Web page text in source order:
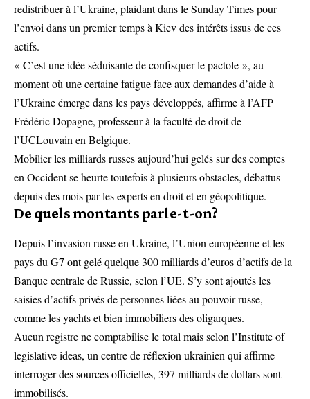
redistribuer à l’Ukraine, plaidant dans le Sunday Times pour
l’envoi dans un premier temps à Kiev des intérêts issus de ces
actifs.
« C’est une idée séduisante de confisquer le pactole », au
moment où une certaine fatigue face aux demandes d’aide à
l’Ukraine émerge dans les pays développés, affirme à l’AFP
Frédéric Dopagne, professeur à la faculté de droit de
l’UCLouvain en Belgique.
Mobilier les milliards russes aujourd’hui gelés sur des comptes
en Occident se heurte toutefois à plusieurs obstacles, débattus
depuis des mois par les experts en droit et en géopolitique.
De quels montants parle-t-on?
Depuis l’invasion russe en Ukraine, l’Union européenne et les
pays du G7 ont gelé quelque 300 milliards d’euros d’actifs de la
Banque centrale de Russie, selon l’UE. S’y sont ajoutés les
saisies d’actifs privés de personnes liées au pouvoir russe,
comme les yachts et bien immobiliers des oligarques.
Aucun registre ne comptabilise le total mais selon l’Institute of
legislative ideas, un centre de réflexion ukrainien qui affirme
interroger des sources officielles, 397 milliards de dollars sont
immobilisés.